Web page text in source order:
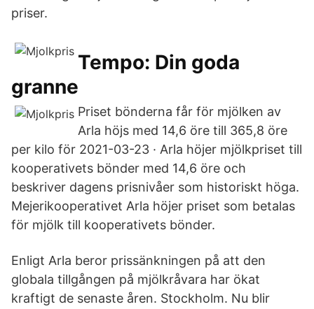
priser.
Tempo: Din goda
granne
Priset bönderna får för mjölken av
Arla höjs med 14,6 öre till 365,8 öre
per kilo för 2021-03-23 · Arla höjer mjölkpriset till
kooperativets bönder med 14,6 öre och
beskriver dagens prisnivåer som historiskt höga.
Mejerikooperativet Arla höjer priset som betalas
för mjölk till kooperativets bönder.
Enligt Arla beror prissänkningen på att den
globala tillgången på mjölkråvara har ökat
kraftigt de senaste åren. Stockholm. Nu blir